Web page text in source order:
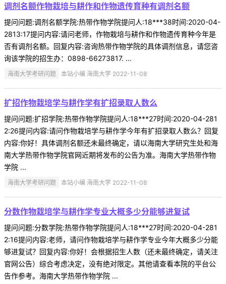
调剂名额作物栽培与耕作和作物遗传育种有调剂名额
提问问题:调剂名额学院:热带作物学院提问人:18***38时间:2020-04-
2813:17提问内容:请问老师，作物栽培与耕作和作物遗传育种今年是
否有调剂名额。回复内容:咨询热带作物学院的具体调剂信息，请您咨
询该学院的招生办：0898-66273817. ...
海南大学考研问题 本站小编 海南大学 2022-11-08
扩招作物栽培学与耕作学有扩招录取人数么
提问问题:扩招学院:热带作物学院提问人:18***27时间:2020-04-281
2:26提问内容:请问作物栽培学与耕作学今年有扩招录取人数么？回复
内容:你好！具体调剂名额还未最终确定，请以海南大学研究生处和海
南大学热带作物学院官网近期将发布的公告为准。海南大学热带作物
学院 ...
海南大学考研问题 本站小编 海南大学 2022-11-08
分数作物栽培学与耕作学专业大概多少分能够进复试
提问问题:分数学院:热带作物学院提问人:18***27时间:2020-04-281
2:16提问内容:老师，请问作物栽培学与耕作学专业今年大概多少分能
够进复试？回复内容:你好！会根据招生人数（还未最终确定，请关注
官网公告）综合考虑决定，没有绝对限定。其他请查看本院的平台公
告作参考。海南大学热带作物学院 ...